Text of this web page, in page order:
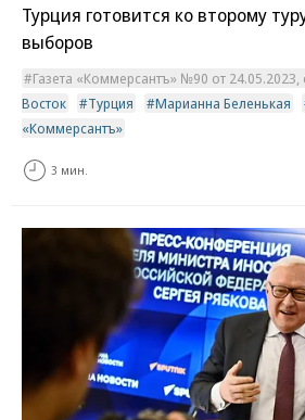
Турция готовится ко второму
выборов
Газета «Коммерсантъ» №90 от 24.05.2023,
Восток
Турция Марианна Беленькая
«Коммерсантъ»
3 мин.